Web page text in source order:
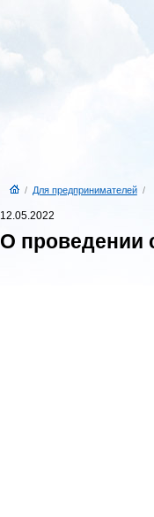
/ Для предпринимателей/
12.05.2022
О проведении